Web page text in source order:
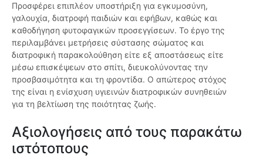
Προσφέρει επιπλέον υποστήριξη για εγκυμοσύνη,
γαλουχία, διατροφή παιδιών και εφήβων, καθώς και
καθοδήγηση φυτοφαγικών προσεγγίσεων. Το έργο της
περιλαμβάνει μετρήσεις σύστασης σώματος και
διατροφική παρακολούθηση είτε εξ αποστάσεως είτε
μέσω επισκέψεων στο σπίτι, διευκολύνοντας την
προσβασιμότητα και τη φροντίδα. Ο απώτερος στόχος
της είναι η ενίσχυση υγιεινών διατροφικών συνηθειών
για τη βελτίωση της ποιότητας ζωής.
Αξιολογήσεις από τους παρακάτω
ιστότοπους